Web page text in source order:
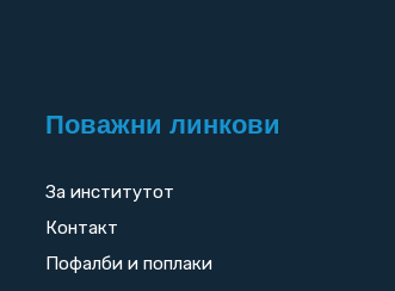
Поважни линкови
За институтот
Контакт
Пофалби и поплаки